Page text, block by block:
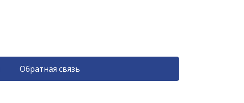
Обратная связь